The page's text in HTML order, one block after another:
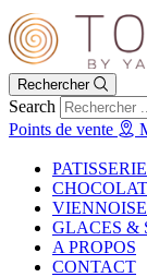
Rechercher
Search
Points de vente
PATISSERIE
GLACES &
A PROPOS
CONTACT